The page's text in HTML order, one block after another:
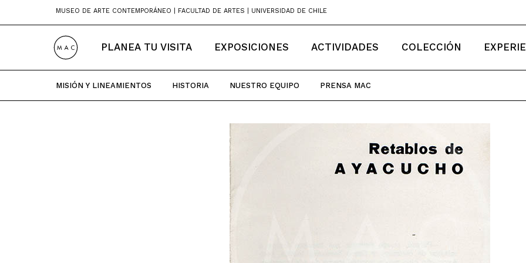
MUSEO DE ARTE CONTEMPORÁNEO | FACULTAD DE ARTES | UNIVERSIDAD DE CHILE
PLANEA TU VISITA EXPOSICIONES ACTIVIDADES COLECCIÓN
MISIÓN Y LINEAMIENTOS HISTORIA NUESTRO EQUIPO PRENSA MAC